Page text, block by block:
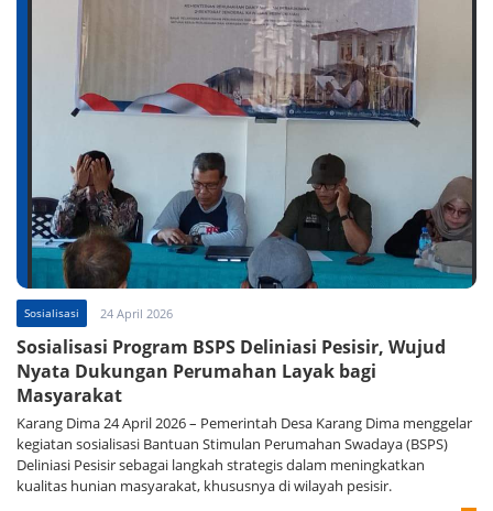
Sosialisasi 24 April 2026
Sosialisasi Program BSPS Deliniasi Pesisir, Wujud
Nyata Dukungan Perumahan Layak bagi
Masyarakat
Karang Dima 24 April 2026 – Pemerintah Desa Karang Dima menggelar
kegiatan sosialisasi Bantuan Stimulan Perumahan Swadaya (BSPS)
Deliniasi Pesisir sebagai langkah strategis dalam meningkatkan
kualitas hunian masyarakat, khususnya di wilayah pesisir.